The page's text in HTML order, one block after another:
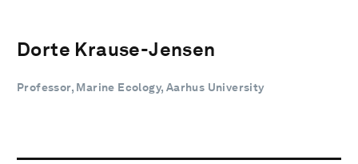
Dorte Krause-Jensen
Professor, Marine Ecology, Aarhus University